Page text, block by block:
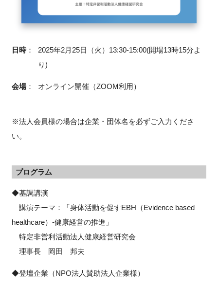
閉じる
日時：
2025年2月25日（火）13:30-15:00(開場13時15分よ
り)
会場： オンライン開催（ZOOM利用）
※法人会員様の場合は企業・団体名を必ずご入力くださ
い。
プログラム
◆基調講演
講演テーマ：「身体活動を促すEBH（Evidence based
healthcare）-健康経営の推進」
特定非営利活動法人健康経営研究会
理事長 岡田 邦夫
◆登壇企業（NPO法人賛助法人企業様）